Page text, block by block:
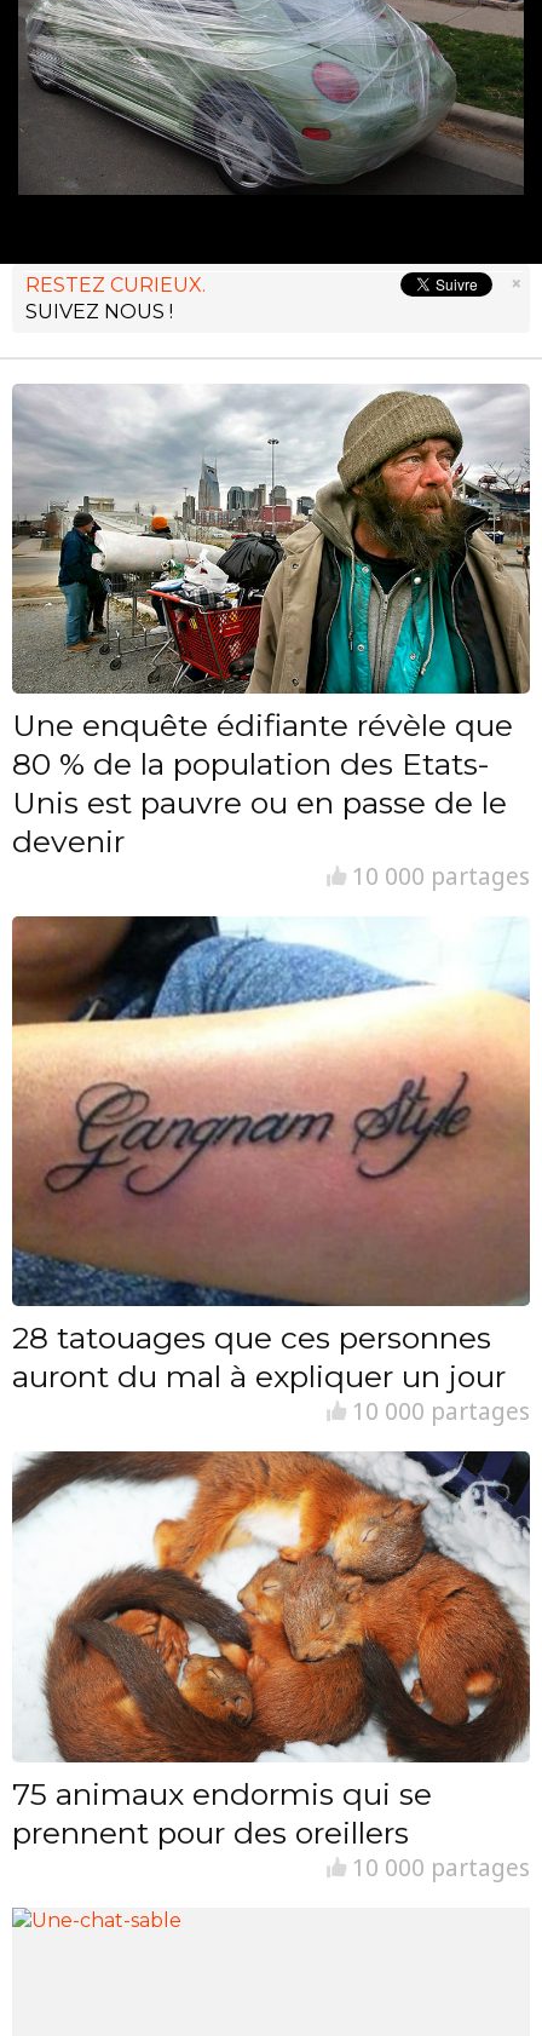
×
RESTEZ CURIEUX.
SUIVEZ NOUS !
Une enquête édifiante révèle que
80 % de la population des Etats-
Unis est pauvre ou en passe de le
devenir
10 000 partages
28 tatouages que ces personnes
auront du mal à expliquer un jour
10 000 partages
75 animaux endormis qui se
prennent pour des oreillers
10 000 partages